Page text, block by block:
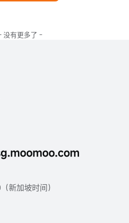
没有更多了 -
新加坡时间）